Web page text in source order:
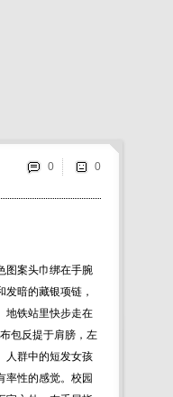
图案头巾绑在手腕
暗的藏银项链，
地铁站里快步走在
包反提于肩膀，左
人群中的短发女孩
率性的感觉。校园
0